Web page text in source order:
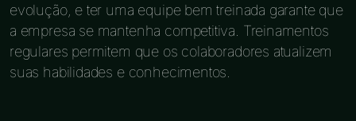
evolução, e ter uma equipe bem treinada garante que
a empresa se mantenha competitiva. Treinamentos
regulares permitem que os colaboradores atualizem
suas habilidades e conhecimentos.